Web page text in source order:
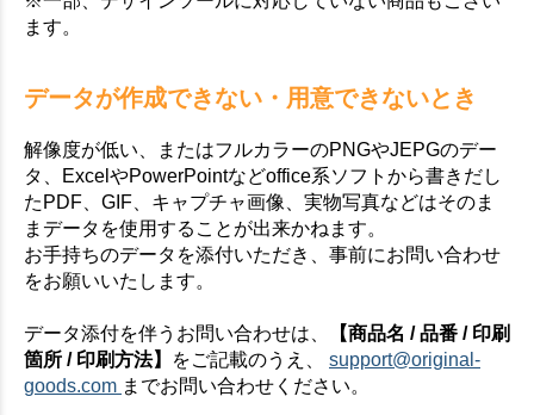
ます。
データが作成できない・用意できないとき
解像度が低い、またはフルカラーのPNGやJEPGのデー
タ、ExcelやPowerPointなどoffice系ソフトから書きだし
たPDF、GIF、キャプチャ画像、実物写真などはそのま
まデータを使用することが出来かねます。
お手持ちのデータを添付いただき、事前にお問い合わせ
をお願いいたします。
データ添付を伴うお問い合わせは、
【商品名 / 品番 / 印刷
箇所 / 印刷方法】
をご記載のうえ、 support@original-
goods.com までお問い合わせください。